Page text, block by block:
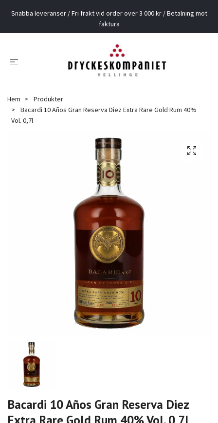
Snabba leveranser / Fri frakt vid order över 3 000 kr / Betalning mot
faktura
Hem
Produkter
Bacardi 10 Años Gran Reserva Diez Extra Rare Gold Rum 40%
Vol. 0,7l
Bacardi 10 Años Gran Reserva Diez